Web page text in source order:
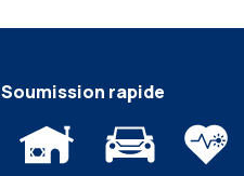
Soumission rapide